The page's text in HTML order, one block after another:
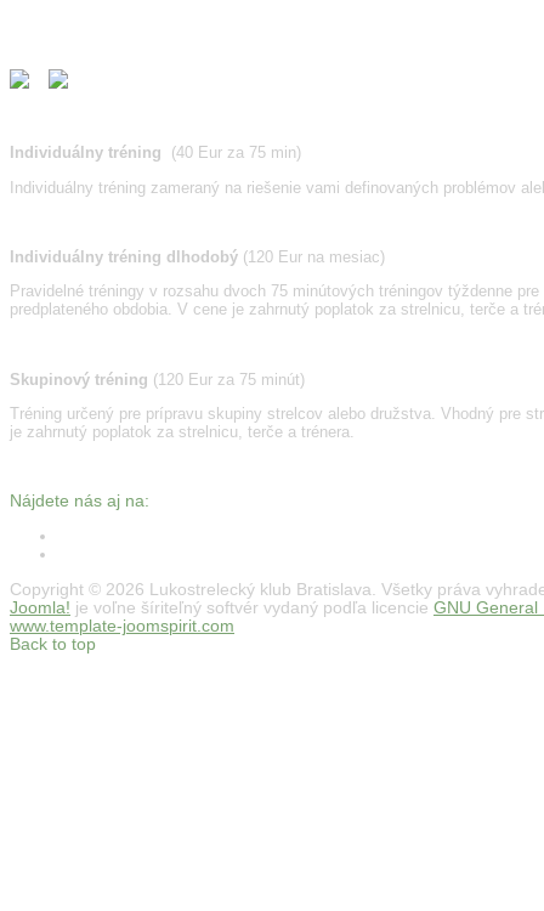
Individuálny tréning (40 Eur za 75 min)
Individuálny tréning zameraný na riešenie vami definovaných problémov
Individuálny tréning dlhodobý (120 Eur na mesiac)
Pravidelné tréningy v rozsahu dvoch 75 minútových tréningov týždenne
predplateného obdobia. V cene je zahrnutý poplatok za strelnicu, terče a
Skupinový tréning (120 Eur za 75 minút)
Tréning určený pre prípravu skupiny strelcov alebo družstva. Vhodný pre
je zahrnutý poplatok za strelnicu, terče a trénera.
Nájdete nás aj na:
Copyright © 2026 Lukostrelecký klub Bratislava. Všetky práva
Joomla! je voľne šíriteľný softvér vydaný podľa licencie GNU General
www.template-joomspirit.com
Back to top